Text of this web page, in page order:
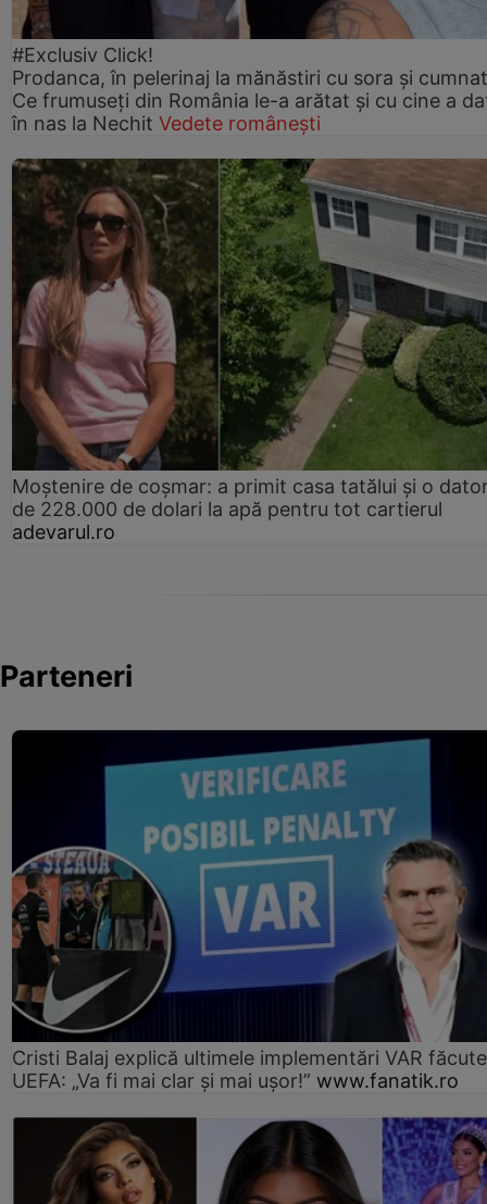
#Exclusiv Click!
Prodanca, în pelerinaj la mănăstiri cu sora și
Ce frumuseți din România le-a arătat și cu cine a
în nas la Nechit Vedete românești
Moștenire de coșmar: a primit casa tatălui și o
de 228.000 de dolari la apă pentru tot cartierul
adevarul.ro
Parteneri
Cristi Balaj explică ultimele implementări VAR
UEFA: „Va fi mai clar și mai ușor!” www.fanatik.ro